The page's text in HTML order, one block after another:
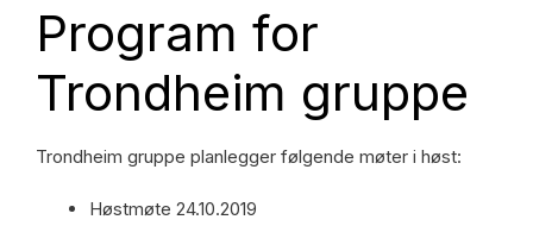
Program for
Trondheim gruppe
Trondheim gruppe planlegger følgende møter i høst:
Høstmøte 24.10.2019